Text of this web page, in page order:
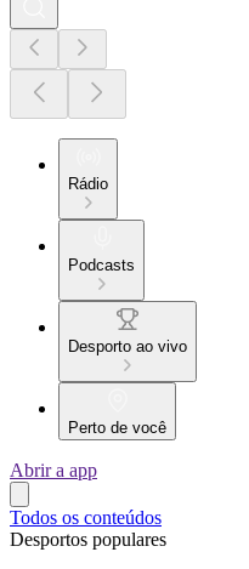
Rádio
Podcasts
Desporto ao vivo
Perto de você
Abrir a app
Todos os conteúdos
Desportos populares